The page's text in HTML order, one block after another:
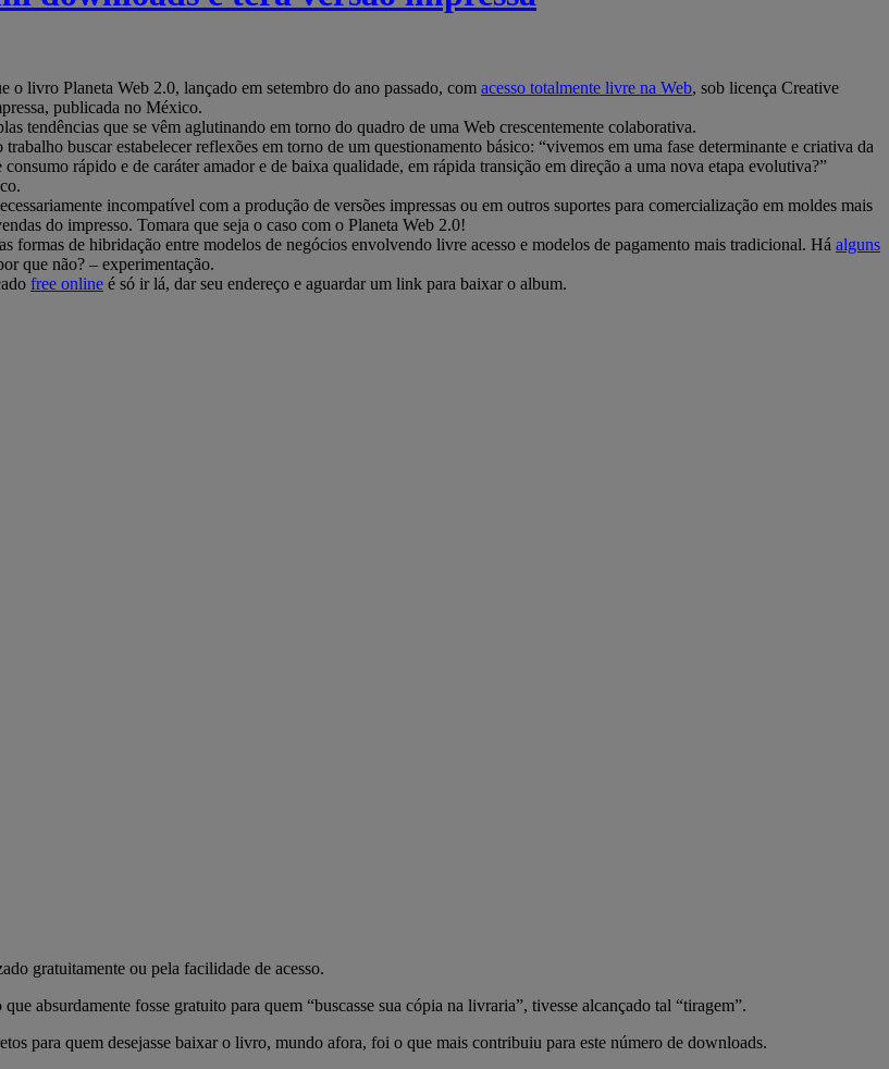
o livro Planeta Web 2.0, lançado em setembro do ano passado, com acesso totalmente livre na Web, sob licença Creative
publicada no México.
tendências que se vêm aglutinando em torno do quadro de uma Web crescentemente colaborativa.
buscar estabelecer reflexões em torno de um questionamento básico: “vivemos em uma fase determinante e criativa da
rápido e de caráter amador e de baixa qualidade, em rápida transição em direção a uma nova etapa evolutiva?”
incompatível com a produção de versões impressas ou em outros suportes para comercialização em moldes mais
do impresso. Tomara que seja o caso com o Planeta Web 2.0!
formas de hibridação entre modelos de negócios envolvendo livre acesso e modelos de pagamento mais tradicional. Há alguns
que não? – experimentação.
free online é só ir lá, dar seu endereço e aguardar um link para baixar o album.
gratuitamente ou pela facilidade de acesso.
absurdamente fosse gratuito para quem “buscasse sua cópia na livraria”, tivesse alcançado tal “tiragem”.
para quem desejasse baixar o livro, mundo afora, foi o que mais contribuiu para este número de downloads.